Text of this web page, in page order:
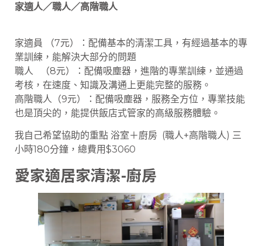
家適人／職人／高階職人
家適員 （7元）：配備基本的清潔工具，有經過基本的專
業訓練，能解決大部分的問題
職人 （8元）：配備吸塵器，進階的專業訓練，並通過
考核，在速度、知識及溝通上更能完整的服務。
高階職人（9元）：配備吸塵器，服務全方位，專業技能
也是頂尖的，能提供飯店式管家的高級服務體驗。
我自己希望協助的重點 浴室＋廚房 (職人+高階職人) 三
小時180分鐘，總費用$3060
愛家適居家清潔-廚房